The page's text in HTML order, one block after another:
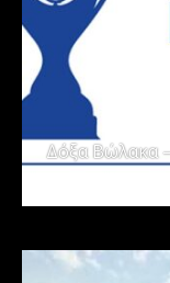
Δόξα Βώλακα